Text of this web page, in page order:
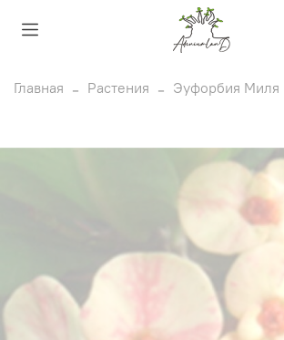
Главная Растения Эуфорбия Миля